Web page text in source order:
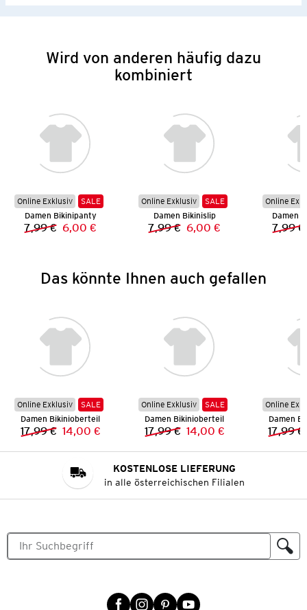
Wird von anderen häufig dazu
kombiniert
Online Exklusiv
SALE
Damen Bikinipanty
Vorheriger Preis:
7,99 € Neuer Preis:
6,00 €
Online Exklusiv
SALE
Damen Bikinislip
Vorheriger Preis:
7,99 € Neuer Preis:
6,00 €
Online
Damen
7,99 €
Das könnte Ihnen auch gefallen
Online Exklusiv
SALE
Damen Bikinioberteil
Vorheriger Preis:
17,99 € Neuer Preis:
14,00 €
Online Exklusiv
SALE
Damen Bikinioberteil
Vorheriger Preis:
17,99 € Neuer Preis:
14,00 €
Online
Damen
17,99 €
KOSTENLOSE LIEFERUNG
in alle österreichischen Filialen